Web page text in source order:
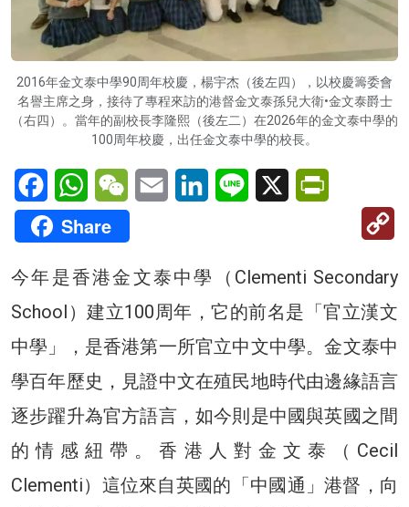
2016年金文泰中學90周年校慶，楊宇杰（後左四），以校慶籌委會
名譽主席之身，接待了專程來訪的港督金文泰孫兒大衛•金文泰爵士
（右四）。當年的副校長李隆熙（後左二）在2026年的金文泰中學的
100周年校慶，出任金文泰中學的校長。
FacebookWhatsAppWeChatEmail LinkedInLine X
Share
今年是香港金文泰中學（Clementi Secondary
School）建立100周年，它的前名是「官立漢文
中學」，是香港第一所官立中文中學。金文泰中
學百年歷史，見證中文在殖民地時代由邊緣語言
逐步躍升為官方語言，如今則是中國與英國之間
的情感紐帶。香港人對金文泰（Cecil
Clementi）這位來自英國的「中國通」港督，向